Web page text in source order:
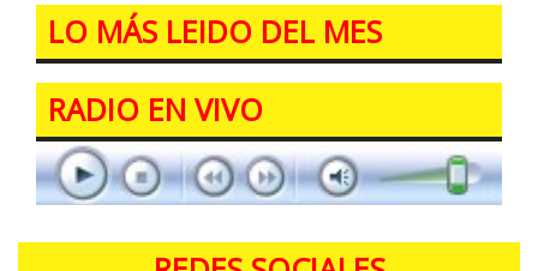
LO MÁS LEIDO DEL MES
RADIO EN VIVO